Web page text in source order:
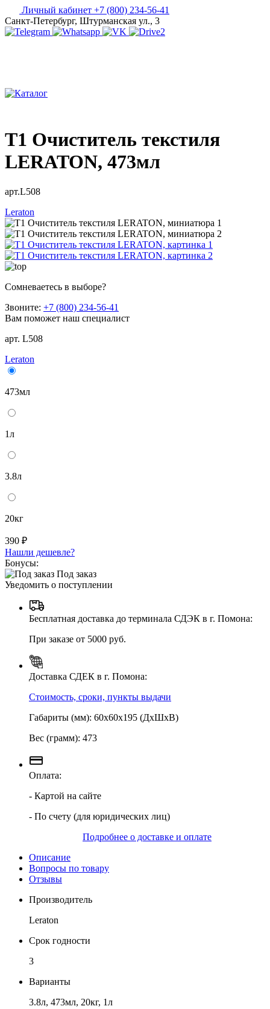
Личный кабинет +7 (800) 234-56-41
Санкт-Петербург, Штурманская ул., 3
T1 Очиститель текстиля
LERATON, 473мл
арт.L508
Leraton
Сомневаетесь в выборе?
Звоните: +7 (800) 234-56-41
Вам поможет наш специалист
арт. L508
Leraton
473мл
1л
3.8л
20кг
390 ₽
Нашли дешевле?
Бонусы:
Под заказ
Уведомить о поступлении
Бесплатная доставка до терминала СДЭК в г. Помона:
При заказе от 5000 руб.
Доставка СДЕК в г. Помона:
Стоимость, сроки, пункты выдачи
Габариты (мм): 60х60х195 (ДхШхВ)
Вес (грамм): 473
Оплата:
- Картой на сайте
- По счету (для юридических лиц)
Подробнее о доставке и оплате
Описание
Вопросы по товару
Отзывы
Производитель
Leraton
Срок годности
3
Варианты
3.8л, 473мл, 20кг, 1л